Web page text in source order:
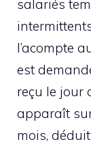
salariés
l’acompte
est
reçu le jour
apparaît
mois,